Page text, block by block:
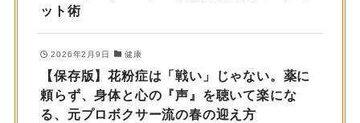
ット術
2026年2月9日 健康
【保存版】花粉症は「戦い」じゃない。薬に
頼らず、身体と心の『声』を聴いて楽にな
る、元プロボクサー流の春の迎え方